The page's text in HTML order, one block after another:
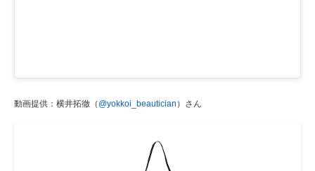
動画提供：横井拓徹（ @yokkoi_beautician ）さん